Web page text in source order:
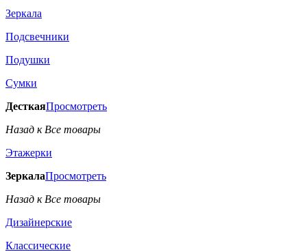
Зеркала
Подсвечники
Подушки
Сумки
ДесткаяПросмотреть
Назад к Все товары
Этажерки
ЗеркалаПросмотреть
Назад к Все товары
Дизайнерские
Классические